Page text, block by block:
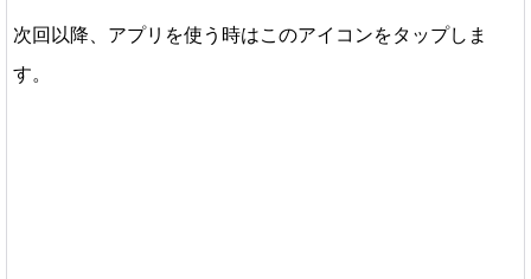
次回以降、アプリを使う時はこのアイコンをタップしま
す。